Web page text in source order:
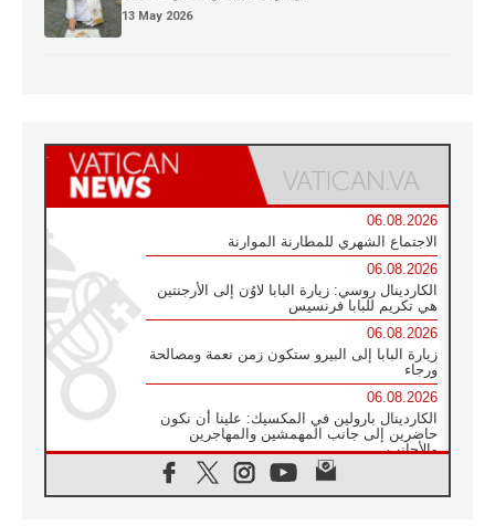
13 May 2026
06.08.2026
الاجتماع الشهري للمطارنة الموارنة
06.08.2026
الكاردينال روسي: زيارة البابا لاوُن إلى الأرجنتين
هي تكريم للبابا فرنسيس
06.08.2026
زيارة البابا إلى البيرو ستكون زمن نعمة ومصالحة
ورجاء
06.08.2026
الكاردينال بارولين في المكسيك: علينا أن نكون
حاضرين إلى جانب المهمشين والمهاجرين
والأجانب
البابا لاوُن الرابع عشر للشباب في أسيزي: